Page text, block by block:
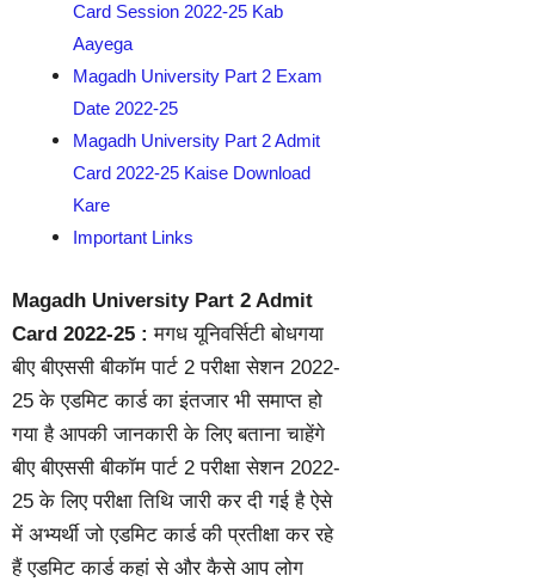
Card Session 2022-25 Kab
Aayega
Magadh University Part 2 Exam
Date 2022-25
Magadh University Part 2 Admit
Card 2022-25 Kaise Download
Kare
Important Links
Magadh University Part 2 Admit
Card 2022-25 : मगध यूनिवर्सिटी बोधगया
बीए बीएससी बीकॉम पार्ट 2 परीक्षा सेशन 2022-
25 के एडमिट कार्ड का इंतजार भी समाप्त हो
गया है आपकी जानकारी के लिए बताना चाहेंगे
बीए बीएससी बीकॉम पार्ट 2 परीक्षा सेशन 2022-
25 के लिए परीक्षा तिथि जारी कर दी गई है ऐसे
में अभ्यर्थी जो एडमिट कार्ड की प्रतीक्षा कर रहे
हैं एडमिट कार्ड कहां से और कैसे आप लोग